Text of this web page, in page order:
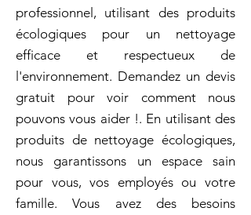
professionnel, utilisant des produits
écologiques pour un nettoyage
efficace et respectueux de
l'environnement. Demandez un devis
gratuit pour voir comment nous
pouvons vous aider !. En utilisant des
produits de nettoyage écologiques,
nous garantissons un espace sain
pour vous, vos employés ou votre
famille. Vous avez des besoins